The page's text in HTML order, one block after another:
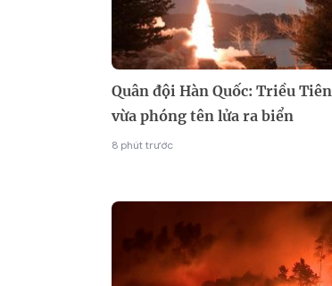
Quân đội Hàn Quốc: Triều Tiên
vừa phóng tên lửa ra biển
8 phút trước